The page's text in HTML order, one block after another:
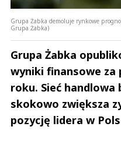
Grupa Żabka demoluje rynkowe
Grupa Żabka)
Grupa Żabka
wyniki finansowe za
roku. Sieć
skokowo zwiększa
pozycję lidera w